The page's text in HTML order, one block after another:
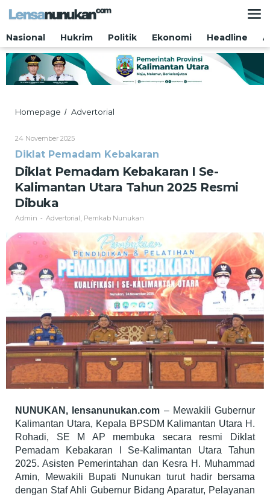
Nasional
Hukrim Politik Ekonomi Headline
Homepage / Advertorial
Se-
Kalimantan
Utara
Tahun
Dibuka
24 November 2025Oleh
Diklat Pemadam Kebakaran
Diklat Pemadam Kebakaran I Se-
Kalimantan Utara Tahun 2025 Resmi
Dibuka
Admin - Advertorial Pemkab Nunukan
NUNUKAN, lensanunukan.com – Mewakili Gubernur
Kalimantan Utara, Kepala BPSDM Kalimantan Utara H.
Rohadi, SE M AP membuka secara resmi Diklat
Pemadam Kebakaran I Se-Kalimantan Utara Tahun
2025. Asisten Pemerintahan dan Kesra H. Muhammad
Amin, Mewakili Bupati Nunukan turut hadir bersama
dengan Staf Ahli Gubernur Bidang Aparatur, Pelayanan